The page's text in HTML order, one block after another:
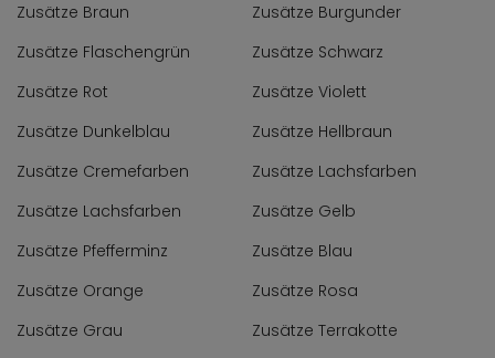
Zusätze Braun
Zusätze Burgunder
Zusätze Flaschengrün
Zusätze Schwarz
Zusätze Rot
Zusätze Violett
Zusätze Dunkelblau
Zusätze Hellbraun
Zusätze Cremefarben
Zusätze Lachsfarben
Zusätze Lachsfarben
Zusätze Gelb
Zusätze Pfefferminz
Zusätze Blau
Zusätze Orange
Zusätze Rosa
Zusätze Grau
Zusätze Terrakotte